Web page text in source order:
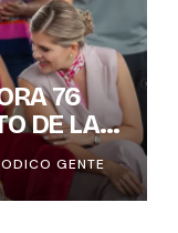
76
DE LAS
GENTE